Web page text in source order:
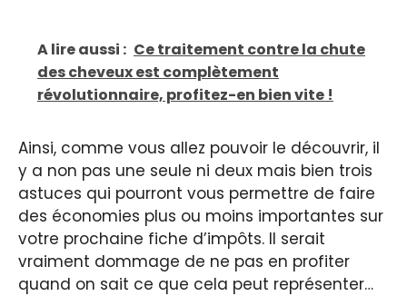
A lire aussi : Ce traitement contre la chute
des cheveux est complètement
révolutionnaire, profitez-en bien vite !
Ainsi, comme vous allez pouvoir le découvrir, il
y a non pas une seule ni deux mais bien trois
astuces qui pourront vous permettre de faire
des économies plus ou moins importantes sur
votre prochaine fiche d’impôts. Il serait
vraiment dommage de ne pas en profiter
quand on sait ce que cela peut représenter…